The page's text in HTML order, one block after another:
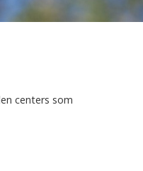
centers som